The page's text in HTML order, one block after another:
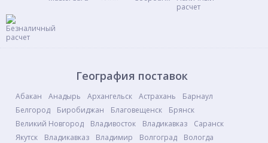
География поставок
Абакан Анадырь Архангельск Астрахань
Барнаул
Белгород
Биробиджан Благовещенск
Брянск
Великий Новгород
Владивосток Владикавказ
Саранск
Якутск
Владикавказ Владимир Волгоград
Вологда